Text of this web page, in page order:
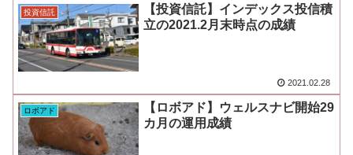
投資信託
【投資信託】インデックス投信積
立の2021.2月末時点の成績
2021.02.28
ロボアド
【ロボアド】ウェルスナビ開始29
カ月の運用成績